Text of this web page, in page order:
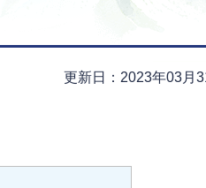
更新日：2023年03月